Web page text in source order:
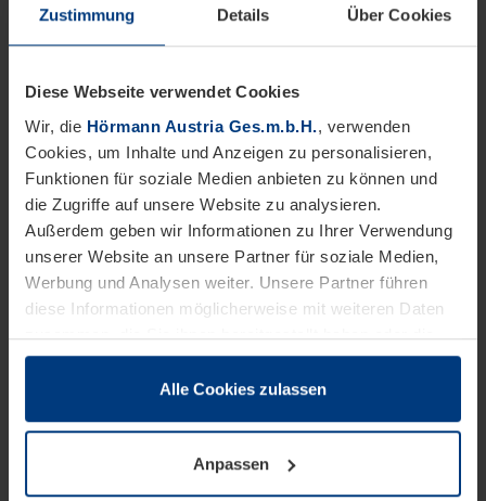
Zustimmung Details Über Cookies
Diese Webseite verwendet Cookies
Wir, die Hörmann Austria Ges.m.b.H., verwenden
Cookies, um Inhalte und Anzeigen zu personalisieren,
Funktionen für soziale Medien anbieten zu können und
die Zugriffe auf unsere Website zu analysieren.
Außerdem geben wir Informationen zu Ihrer Verwendung
unserer Website an unsere Partner für soziale Medien,
Werbung und Analysen weiter. Unsere Partner führen
diese Informationen möglicherweise mit weiteren Daten
zusammen, die Sie ihnen bereitgestellt haben oder die
sie im Rahmen Ihrer Nutzung der Dienste gesammelt
wenn diese für den Betrieb dieser Seite unbedingt
notwendig sind. Für alle anderen Cookie-Typen benötigen
wir Ihre Erlaubnis. Ihre Einwilligung können Sie jederzeit
Alle Cookies zulassen
Anpassen